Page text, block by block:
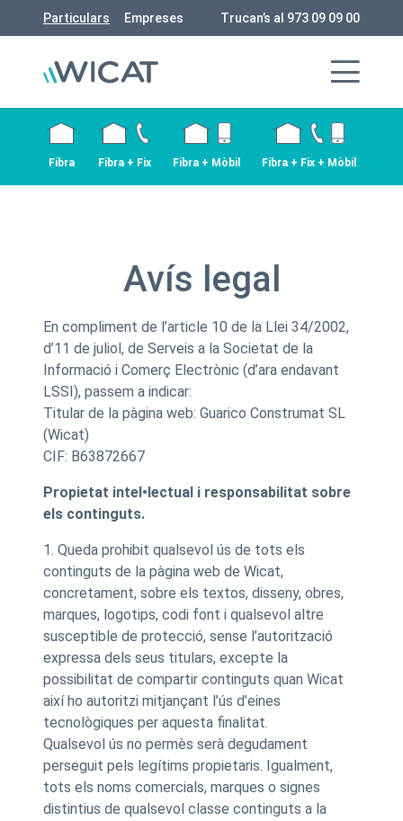
Particulars Empreses Trucan’s al 973 09 09 00
Fibra Fibra + Fix Fibra + Mòbil Fibra + Fix + Mòbil
Avís legal
En compliment de l’article 10 de la Llei 34/2002,
d’11 de juliol, de Serveis a la Societat de la
Informació i Comerç Electrònic (d’ara endavant
LSSI), passem a indicar:
Titular de la pàgina web: Guarico Construmat SL
(Wicat)
CIF: B63872667
Propietat intel•lectual i responsabilitat sobre
els continguts.
1. Queda prohibit qualsevol ús de tots els
continguts de la pàgina web de Wicat,
concretament, sobre els textos, disseny, obres,
marques, logotips, codi font i qualsevol altre
susceptible de protecció, sense l’autorització
expressa dels seus titulars, excepte la
possibilitat de compartir continguts quan Wicat
així ho autoritzi mitjançant l’ús d’eines
tecnològiques per aquesta finalitat.
Qualsevol ús no permès serà degudament
perseguit pels legítims propietaris. Igualment,
tots els noms comercials, marques o signes
distintius de qualsevol classe continguts a la